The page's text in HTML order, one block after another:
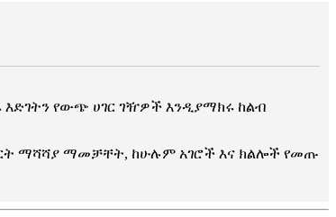
እድገትን የውጭ ሀገር ገዥዎች እንዲያማክሩ ከልብ
ማሻሻያ ማመቻቸት, ከሁሉም አገሮች እና ክልሎች የመጡ